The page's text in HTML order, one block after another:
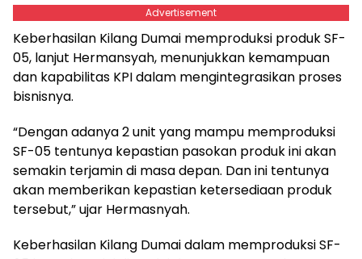
Advertisement
Keberhasilan Kilang Dumai memproduksi produk SF-
05, lanjut Hermansyah, menunjukkan kemampuan
dan kapabilitas KPI dalam mengintegrasikan proses
bisnisnya.
“Dengan adanya 2 unit yang mampu memproduksi
SF-05 tentunya kepastian pasokan produk ini akan
semakin terjamin di masa depan. Dan ini tentunya
akan memberikan kepastian ketersediaan produk
tersebut,” ujar Hermasnyah.
Keberhasilan Kilang Dumai dalam memproduksi SF-